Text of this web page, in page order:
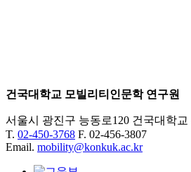
건국대학교 모빌리티인문학 연구원
서울시 광진구 능동로120 건국대학교
T. 02-450-3768 F. 02-456-3807
Email. mobility@konkuk.ac.kr